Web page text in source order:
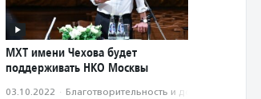
МХТ имени Чехова будет
поддерживать НКО Москвы
03.10.2022 · Благотвори­тель­ность и доброволь­чест­во